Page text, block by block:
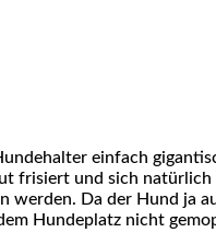
einfach
frisiert und sich natürlich
Da der Hund ja
Hundeplatz nicht